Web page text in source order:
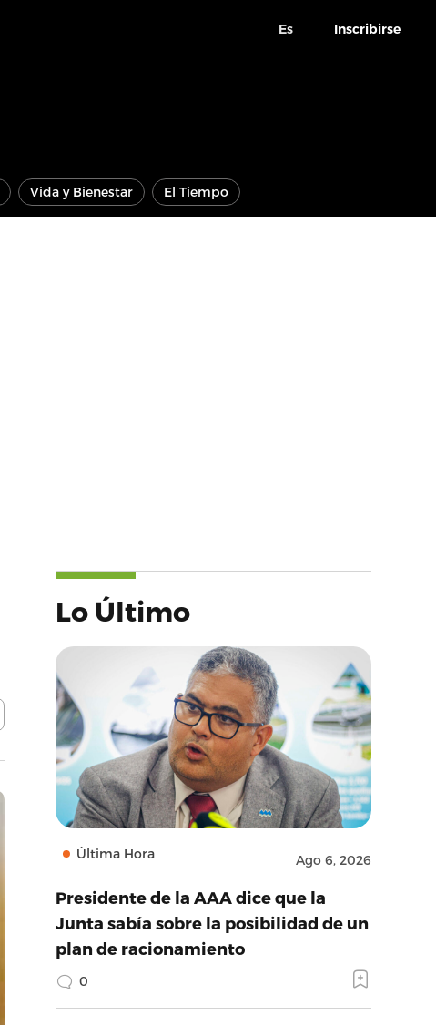
Es Inscribirse
Vida y Bienestar El Tiempo
Lo Último
Última Hora Ago 6, 2026
Presidente de la AAA dice que la
Junta sabía sobre la posibilidad de un
plan de racionamiento
0